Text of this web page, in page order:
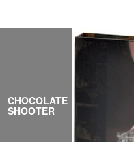
CHOCOLATE
SHOOTER